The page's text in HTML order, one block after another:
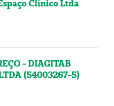
Clínico Ltda
- DIAGITAB
(54003267-5)